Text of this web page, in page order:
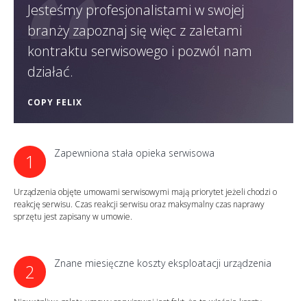
Jesteśmy profesjonalistami w swojej
branży zapoznaj się więc z zaletami
kontraktu serwisowego i pozwól nam
działać.
COPY FELIX
1 Zapewniona stała opieka serwisowa
Urządzenia objęte umowami serwisowymi mają priorytet jeżeli chodzi o
reakcję serwisu. Czas reakcji serwisu oraz maksymalny czas naprawy
sprzętu jest zapisany w umowie.
2 Znane miesięczne koszty eksploatacji urządzenia